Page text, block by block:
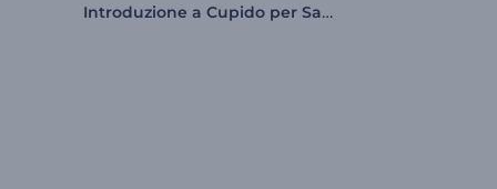
Introduzione a Cupido per San Valentino